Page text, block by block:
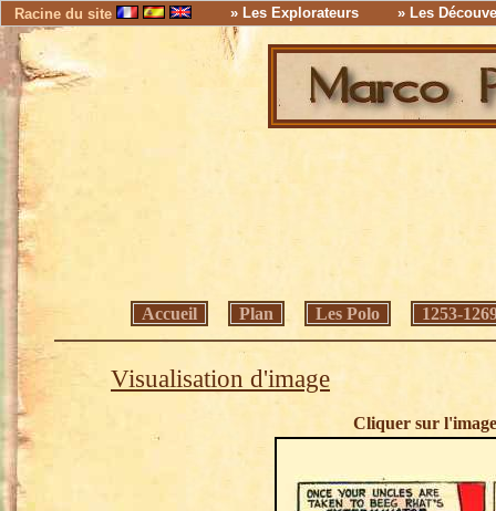
Racine du site » Les Explorateurs » Les
Accueil Plan Les Polo 1253-
Visualisation d'image
Cliquer sur